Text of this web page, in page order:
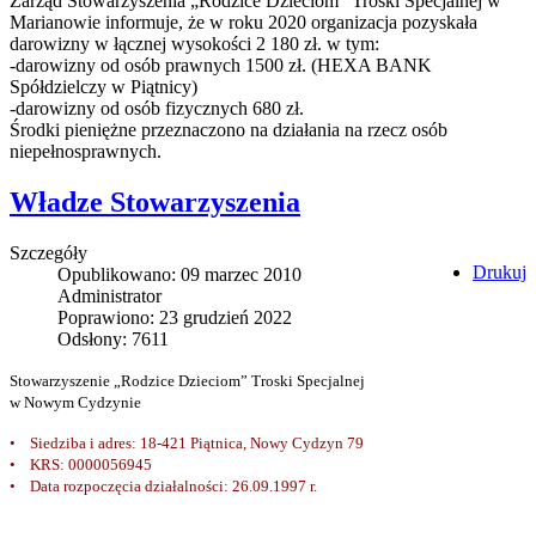
Marianowie informuje, że w roku 2020 organizacja pozyskała
darowizny w łącznej wysokości 2 180 zł. w tym:
-darowizny od osób prawnych 1500 zł. (HEXA BANK
Spółdzielczy w Piątnicy)
-darowizny od osób fizycznych 680 zł.
Środki pieniężne przeznaczono na działania na rzecz osób
niepełnosprawnych.
Władze Stowarzyszenia
Drukuj
Szczegóły
Opublikowano: 09 marzec 2010
Administrator
Poprawiono: 23 grudzień 2022
Odsłony: 7611
Stowarzyszenie „Rodzice Dzieciom” Troski Specjalnej
w Nowym Cydzynie
• Siedziba i adres: 18-421 Piątnica, Nowy Cydzyn 79
• KRS: 0000056945
• Data rozpoczęcia działalności: 26.09.1997 r.